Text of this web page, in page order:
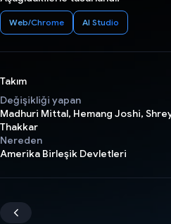
Web/Chrome AI Studio
Takım
Değişikliği yapan
Madhuri Mittal, Hemang Joshi,
Thakkar
Nereden
Amerika Birleşik Devletleri